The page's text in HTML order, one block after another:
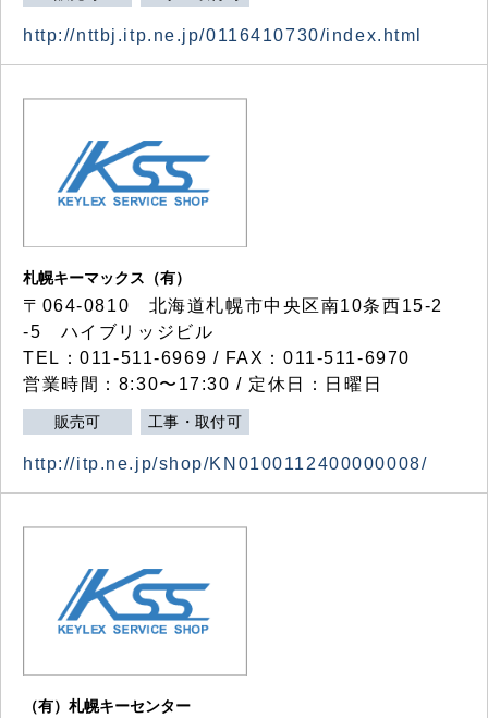
http://nttbj.itp.ne.jp/0116410730/index.html
札幌キーマックス（有）
〒064-0810 北海道札幌市中央区南10条西15-2
-5 ハイブリッジビル
TEL：011-511-6969 / FAX：011-511-6970
営業時間：8:30〜17:30 / 定休日：日曜日
販売可 工事・取付可
http://itp.ne.jp/shop/KN0100112400000008/
（有）札幌キーセンター